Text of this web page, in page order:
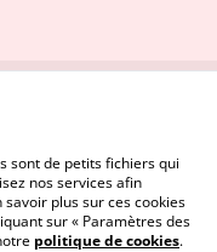
de cookies
sont de petits fichiers qui
nos services afin
plus sur ces cookies
sur « Paramètres des
politique de cookies.